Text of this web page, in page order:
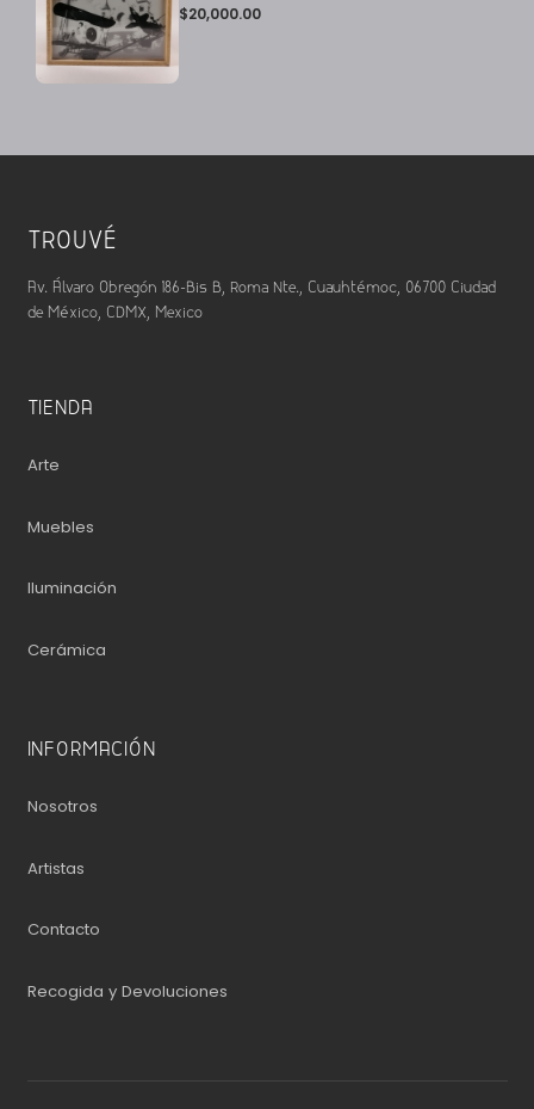
$20,000.00
TROUVÉ
Av. Álvaro Obregón 186-Bis B, Roma Nte., Cuauhtémoc, 06700 Ciudad
de México, CDMX, Mexico
TIENDA
Arte
Muebles
Iluminación
Cerámica
INFORMACIÓN
Nosotros
Artistas
Contacto
Recogida y Devoluciones